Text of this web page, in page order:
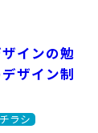
インの勉
ザイン制
チラシ